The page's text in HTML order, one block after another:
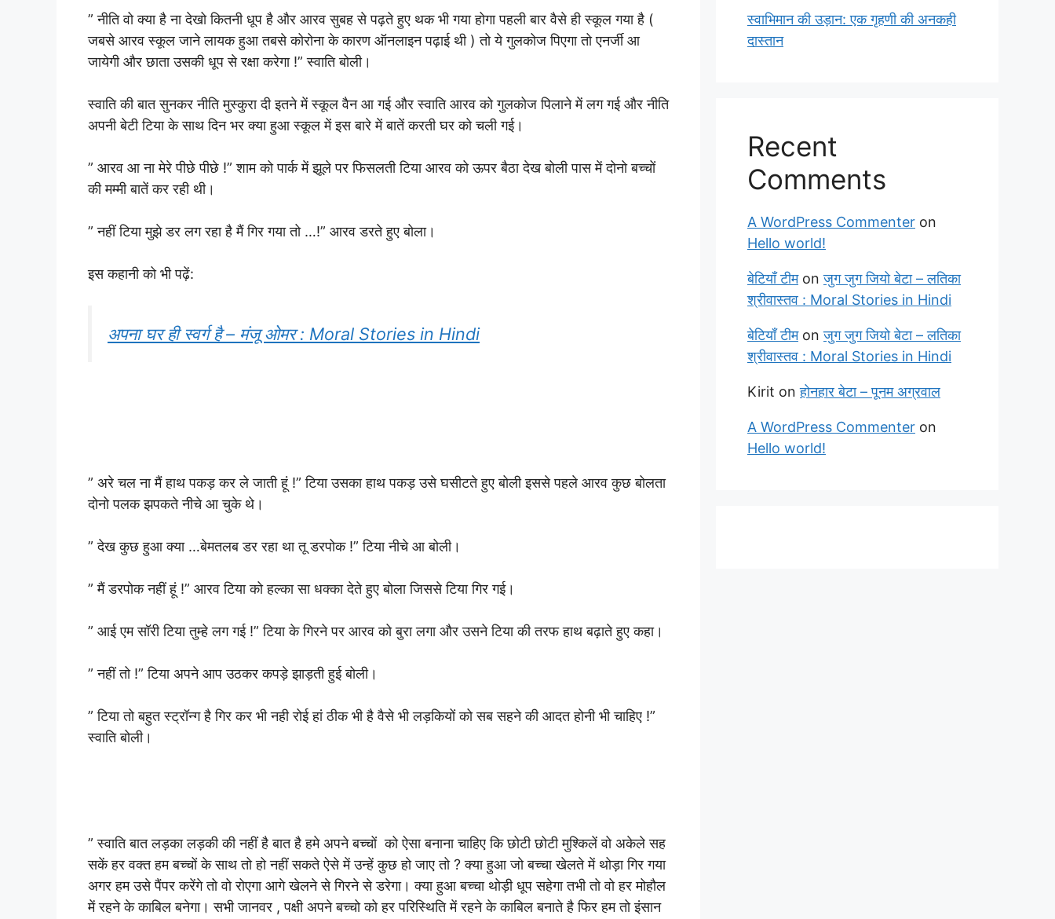
” नीति वो क्या है ना देखो कितनी धूप है और आरव सुबह से पढ़ते हुए थक भी गया होगा पहली बार वैसे ही स्कूल गया है (
जबसे आरव स्कूल जाने लायक हुआ तबसे कोरोना के कारण ऑनलाइन पढ़ाई थी ) तो ये गुलकोज पिएगा तो एनर्जी आ
जायेगी और छाता उसकी धूप से रक्षा करेगा !” स्वाति बोली।
स्वाति की बात सुनकर नीति मुस्कुरा दी इतने में स्कूल वैन आ गई और स्वाति आरव को गुलकोज पिलाने में लग गई और नीति
अपनी बेटी टिया के साथ दिन भर क्या हुआ स्कूल में इस बारे में बातें करती घर को चली गई।
” आरव आ ना मेरे पीछे पीछे !” शाम को पार्क में झूले पर फिसलती टिया आरव को ऊपर बैठा देख बोली पास में दोनो बच्चों
की मम्मी बातें कर रही थी।
” नहीं टिया मुझे डर लग रहा है मैं गिर गया तो …!” आरव डरते हुए बोला।
इस कहानी को भी पढ़ें:
अपना घर ही स्वर्ग है – मंजू ओमर : Moral Stories in Hindi
” अरे चल ना मैं हाथ पकड़ कर ले जाती हूं !” टिया उसका हाथ पकड़ उसे घसीटते हुए बोली इससे पहले आरव कुछ बोलता
दोनो पलक झपकते नीचे आ चुके थे।
” देख कुछ हुआ क्या …बेमतलब डर रहा था तू डरपोक !” टिया नीचे आ बोली।
” मैं डरपोक नहीं हूं !” आरव टिया को हल्का सा धक्का देते हुए बोला जिससे टिया गिर गई।
” आई एम सॉरी टिया तुम्हे लग गई !” टिया के गिरने पर आरव को बुरा लगा और उसने टिया की तरफ हाथ बढ़ाते हुए कहा।
” नहीं तो !” टिया अपने आप उठकर कपड़े झाड़ती हुई बोली।
” टिया तो बहुत स्ट्रॉन्ग है गिर कर भी नही रोई हां ठीक भी है वैसे भी लड़कियों को सब सहने की आदत होनी भी चाहिए !”
स्वाति बोली।
” स्वाति बात लड़का लड़की की नहीं है बात है हमे अपने बच्चों को ऐसा बनाना चाहिए कि छोटी छोटी मुश्किलें वो अकेले सह
सकें हर वक्त हम बच्चों के साथ तो हो नहीं सकते ऐसे में उन्हें कुछ हो जाए तो ? क्या हुआ जो बच्चा खेलते में थोड़ा गिर गया
अगर हम उसे पैंपर करेंगे तो वो रोएगा आगे खेलने से गिरने से डरेगा। क्या हुआ बच्चा थोड़ी धूप सहेगा तभी तो वो हर मोहौल
में रहने के काबिल बनेगा। सभी जानवर , पक्षी अपने बच्चो को हर परिस्थिति में रहने के काबिल बनाते है फिर हम तो इंसान
स्वाभिमान की उड़ान: एक गृहणी की अनकही
दास्तान
Recent
Comments
A WordPress Commenter on
Hello world!
बेटियाँ टीमonजुग जुग जियो बेटा – लतिका
श्रीवास्तव : Moral Stories in Hindi
बेटियाँ टीमonजुग जुग जियो बेटा – लतिका
श्रीवास्तव : Moral Stories in Hindi
Kirit onहोनहार बेटा – पूनम अग्रवाल
A WordPress Commenter on
Hello world!